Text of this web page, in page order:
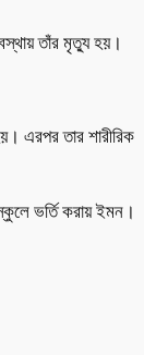
তাঁর মৃত্যু হয়।
এরপর তার শারীরিক
ভর্তি করায় ইমন।